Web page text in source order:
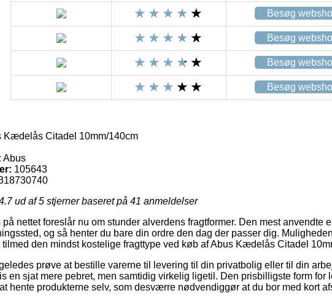
Besøg
Besøg
Besøg
Besøg
Kædelås Citadel 10mm/140cm
Abus
105643
ud af 5 stjerner baseret på 41 anmeldelser
på nettet foreslår nu om stunder alverdens fragtformer. Den mest anvendte
og så henter du bare din ordre den dag der passer dig.
tilmed den mindst kostelige fragttype ved køb af Abus Kædelås Citadel
prøve at bestille varerne til levering til din privatbolig eller til din
en sjat mere pebret, men samtidig virkelig ligetil. Den prisbilligste form for
hente produkterne selv, som desværre nødvendiggør at du bor med kort